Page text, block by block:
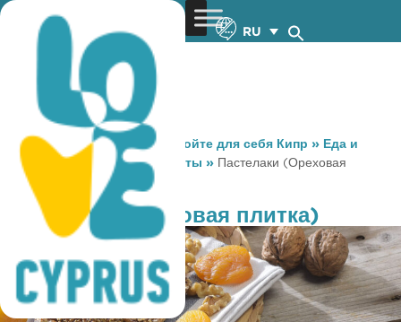
RU
You are here: Home »Откройте для себя Кипр » Еда и
Напитки» Местные продукты » Пастелаки (Ореховая
плитка)
Пастелаки (Ореховая плитка)